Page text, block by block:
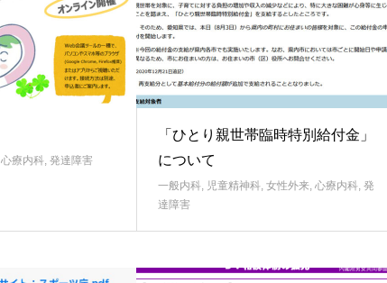
心療内科, 発達障害
「ひとり親世帯臨時特別給付金」
について
一般内科, 児童精神科, 女性外来, 心療内科, 発
達障害